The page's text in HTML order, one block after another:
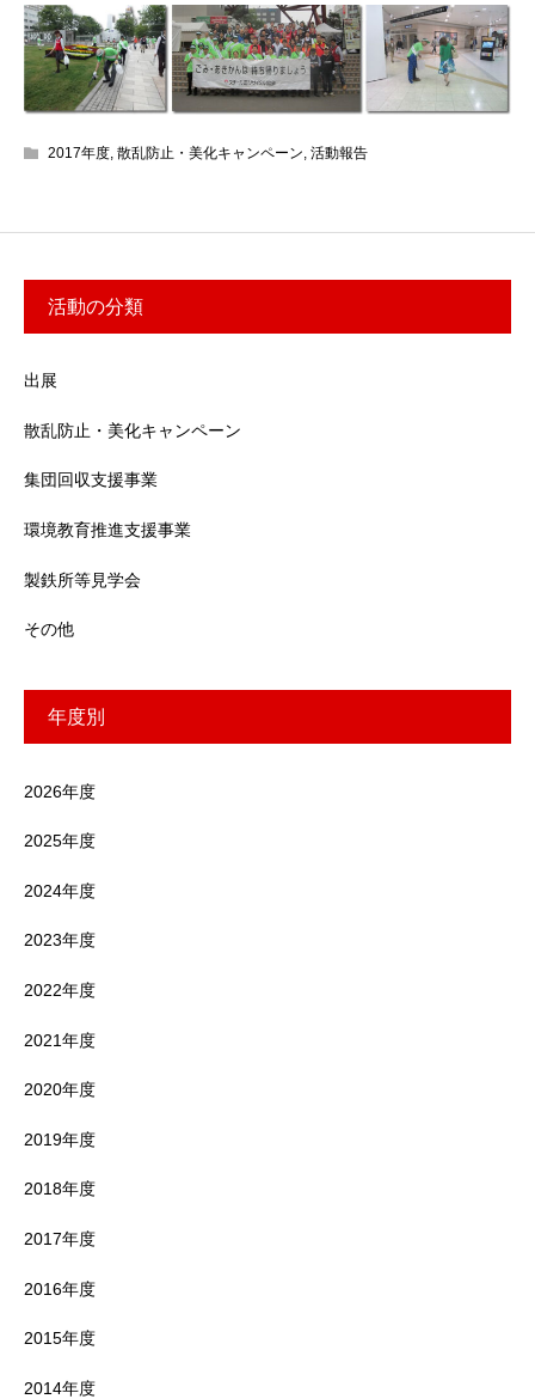
2017年度, 散乱防止・美化キャンペーン, 活動報告
活動の分類
出展
散乱防止・美化キャンペーン
集団回収支援事業
環境教育推進支援事業
製鉄所等見学会
その他
年度別
2026年度
2025年度
2024年度
2023年度
2022年度
2021年度
2020年度
2019年度
2018年度
2017年度
2016年度
2015年度
2014年度